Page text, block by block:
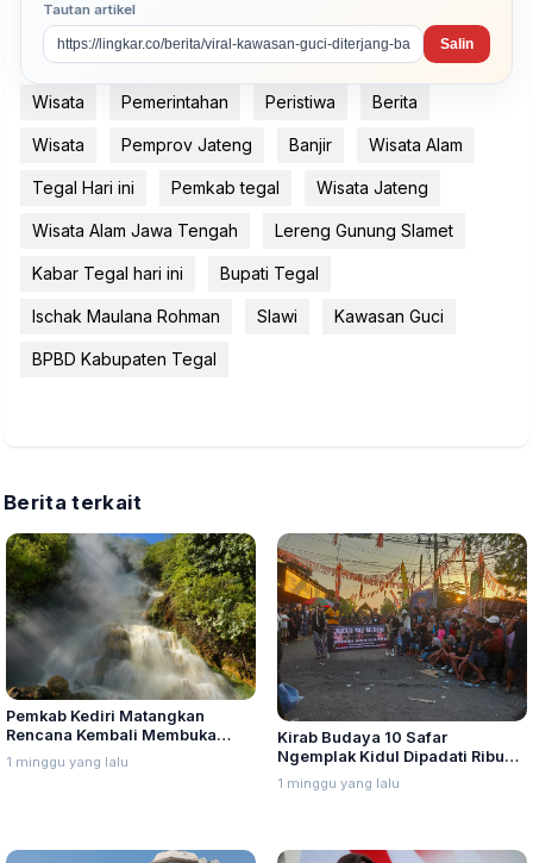
Tautan artikel
Salin
Wisata Pemerintahan Peristiwa Berita
Wisata Pemprov Jateng Banjir Wisata Alam
Tegal Hari ini Pemkab tegal Wisata Jateng
Wisata Alam Jawa Tengah Lereng Gunung Slamet
Kabar Tegal hari ini Bupati Tegal
Ischak Maulana Rohman Slawi Kawasan Guci
BPBD Kabupaten Tegal
Berita terkait
Pemkab Kediri Matangkan
Rencana Kembali Membuka
Wisata Air Panas di Gunung
Kelud
1 minggu yang lalu
Kirab Budaya 10 Safar
Ngemplak Kidul Dipadati Ribuan
Warga, Panitia Soroti Sound
Horeg
1 minggu yang lalu